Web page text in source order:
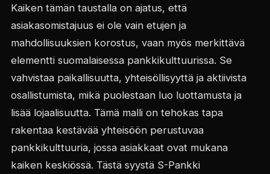
Kaiken tämän taustalla on ajatus, että
asiakasomistajuus ei ole vain etujen ja
mahdollisuuksien korostus, vaan myös merkittävä
elementti suomalaisessa pankkikulttuurissa. Se
vahvistaa paikallisuutta, yhteisöllisyyttä ja aktiivista
osallistumista, mikä puolestaan luo luottamusta ja
lisää lojaalisuutta. Tämä malli on tehokas tapa
rakentaa kestävää yhteisöön perustuvaa
pankkikulttuuria, jossa asiakkaat ovat mukana
kaiken keskiössä. Tästä syystä S-Pankki